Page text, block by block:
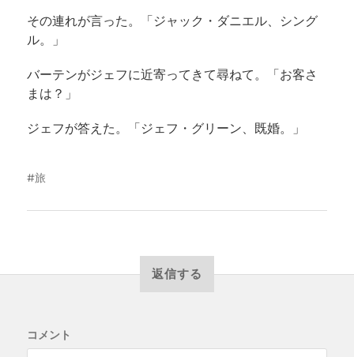
その連れが言った。「ジャック・ダニエル、シング
ル。」
バーテンがジェフに近寄ってきて尋ねて。「お客さ
まは？」
ジェフが答えた。「ジェフ・グリーン、既婚。」
旅
返信する
コメント